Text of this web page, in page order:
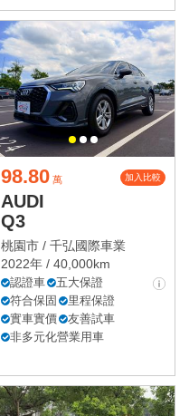
98.80 萬 加入比較
AUDI
Q3
桃園市 / 千弘國際車業
2022年 / 40,000km
認證車
五大保證
符合保固
里程保證
實車實價
友善試車
非多元化營業用車